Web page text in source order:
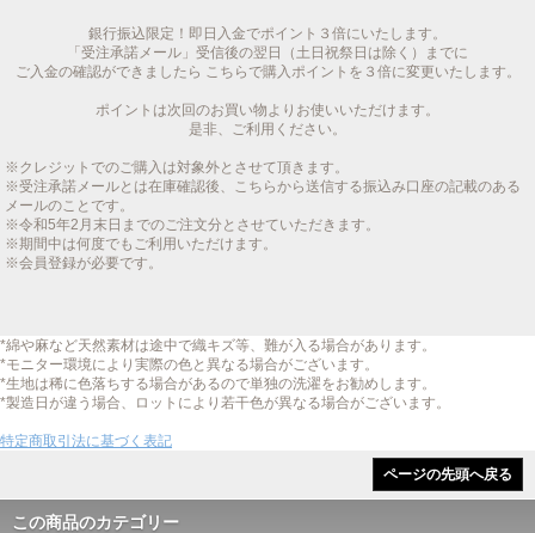
銀行振込限定！即日入金でポイント３倍にいたします。
「受注承諾メール」受信後の翌日（土日祝祭日は除く）までに
ご入金の確認ができましたら こちらで購入ポイントを３倍に変更いたします。
ポイントは次回のお買い物よりお使いいただけます。
是非、ご利用ください。
※クレジットでのご購入は対象外とさせて頂きます。
※受注承諾メールとは在庫確認後、こちらから送信する振込み口座の記載のある
メールのことです。
※令和5年2月末日までのご注文分とさせていただきます。
※期間中は何度でもご利用いただけます。
※会員登録が必要です。
*綿や麻など天然素材は途中で織キズ等、難が入る場合があります。
*モニター環境により実際の色と異なる場合がございます。
*生地は稀に色落ちする場合があるので単独の洗濯をお勧めします。
*製造日が違う場合、ロットにより若干色が異なる場合がございます。
特定商取引法に基づく表記
ページの先頭へ戻る
この商品のカテゴリー